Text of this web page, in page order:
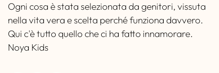
Ogni cosa è stata selezionata da genitori, vissuta
nella vita vera e scelta perché funziona davvero.
Qui c'è tutto quello che ci ha fatto innamorare.
Noya Kids